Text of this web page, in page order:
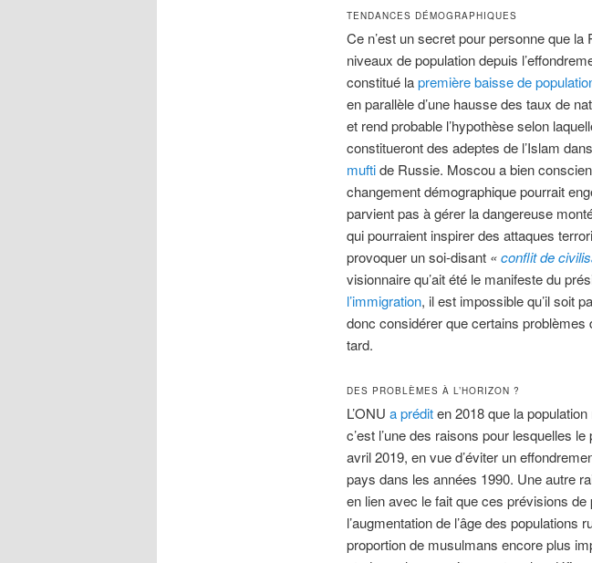
TENDANCES DÉMOGRAPHIQUES
Ce n’est un secret pour personne que
niveaux de population depuis
constitué lapremière baisse de
en parallèle d’une hausse des taux de
et rend probable l’hypothèse selon
constitueront des adeptes de l’Islam
muftide Russie. Moscou a bien
changement démographique pourrait
parvient pas à gérer la dangereuse
qui pourraient inspirer des attaques
provoquer un soi-disant «conflit de
visionnaire qu’ait été le manifeste du
l’immigration, il est impossible qu’il soit
donc considérer que certains
tard.
DES PROBLÈMES À L’HORIZON ?
L’ONU a préditen 2018 que la
c’est l’une des raisons pour lesquelles
avril 2019, en vue d’éviter un
pays dans les années 1990. Une autre
en lien avec le fait que ces prévisions
l’augmentation de l’âge des
proportion de musulmans encore plus